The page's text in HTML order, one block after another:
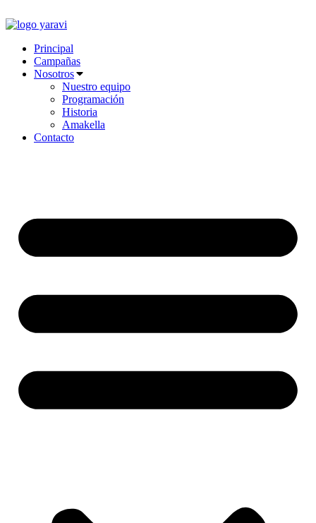
al
Principal
Campañas
Nosotros
Nuestro equipo
Programación
Historia
Amakella
Contacto